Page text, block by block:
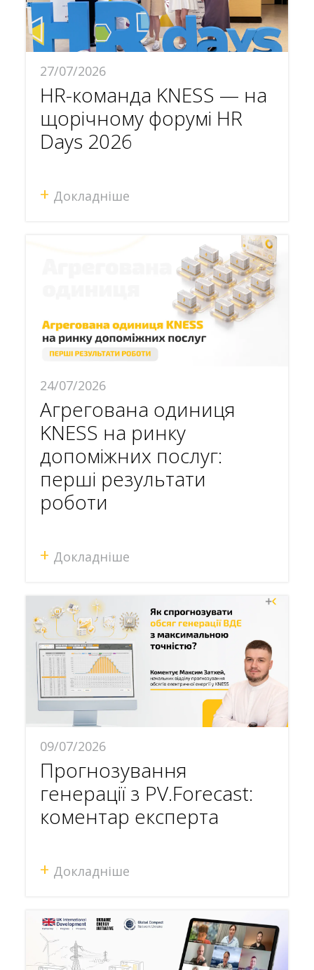
27/07/2026
HR-команда KNESS — на
щорічному форумі HR
Days 2026
+ Докладніше
24/07/2026
Агрегована одиниця
KNESS на ринку
допоміжних послуг:
перші результати
роботи
+ Докладніше
09/07/2026
Прогнозування
генерації з PV.Forecast:
коментар експерта
+ Докладніше